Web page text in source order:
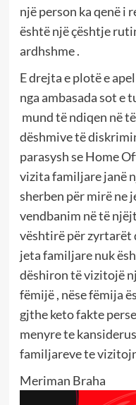
një person ka qenë i
është një çështje
ardhshme .
E drejta e plotë e
nga ambasada sot e
mund të ndiqen në
dëshmive të
parasysh se Home
vizita familjare janë
sherben për mirë ne
vendbanim në të
vështirë për zyrtarët
jeta familjare nuk
dëshiron të vizitojë
fëmijë , nëse fëmija
gjthe keto fakte
menyre te
familjareve te
Meriman Braha